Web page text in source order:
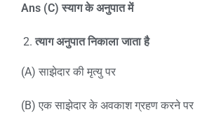
Ans (C)स्याग के अनुपात में
त्याग अनुपात निकाला जाता है
(A) साझेदार की मृत्यु पर
(B) एक साझेदार के अवकाश ग्रहण करने पर